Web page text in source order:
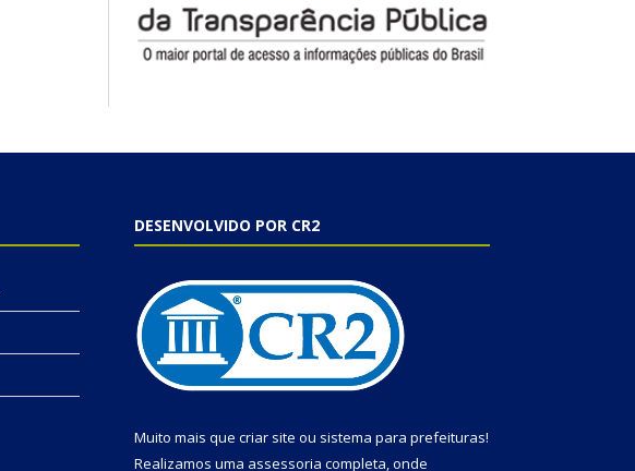
DESENVOLVIDO POR CR2
Muito mais que criar site ou sistema para prefeituras!
Realizamos uma assessoria completa, onde